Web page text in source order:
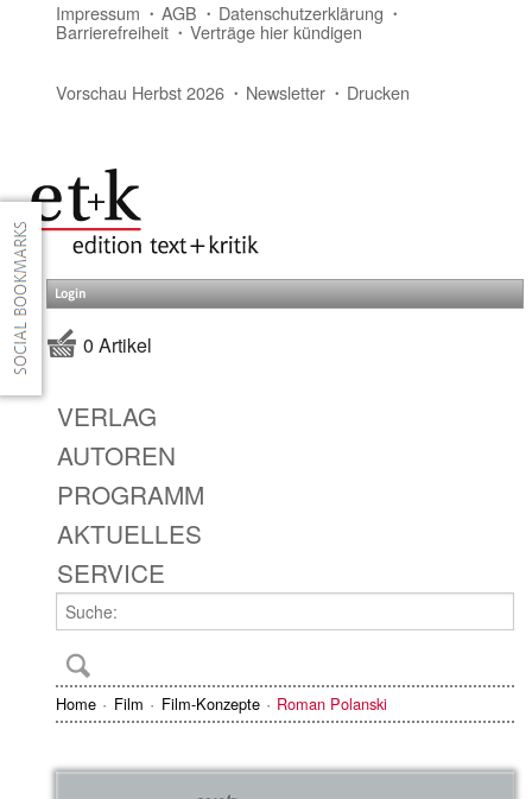
Impressum AGB Datenschutzerklärung
Barrierefreiheit Verträge hier kündigen
Vorschau Herbst 2026 Newsletter Drucken
Login
0 Artikel
VERLAG
AUTOREN
PROGRAMM
AKTUELLES
SERVICE
Home Film Film-Konzepte Roman Polanski